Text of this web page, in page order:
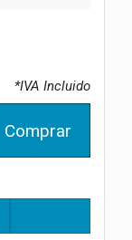
*IVA Incluido
Comprar